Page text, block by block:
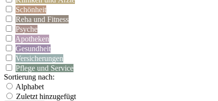
Schönheit
Reha und Fitness
Psyche
Apotheken
Gesundheit
Versicherungen
Pflege und Service
Sortierung nach:
Alphabet
Zuletzt hinzugefügt